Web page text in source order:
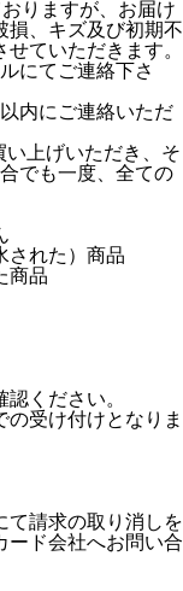
りますが、お届け
損、キズ及び初期不
ていただきます。
にてご連絡下さ
内にご連絡いただ
い上げいただき、そ
でも一度、全ての
された）商品
商品
認ください。
の受け付けとなりま
請求の取り消しを
ード会社へお問い合